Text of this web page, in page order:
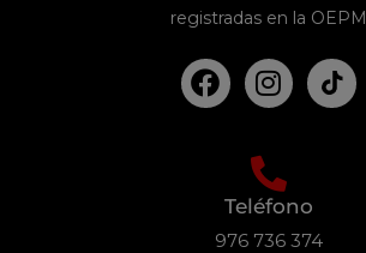
registradas en la OEPM
Teléfono
976 736 374